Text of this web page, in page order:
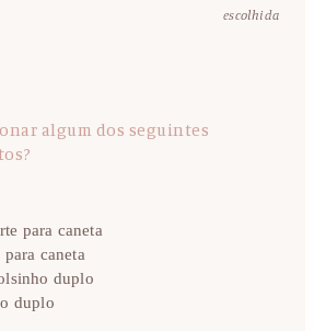
escolhida
algum dos seguintes
para caneta
duplo